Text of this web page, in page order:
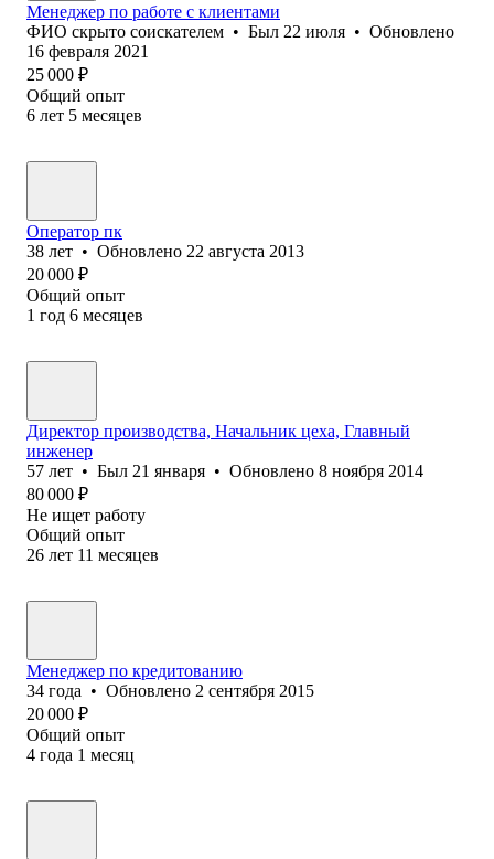
Менеджер по работе с клиентами
ФИО скрыто соискателем • Был 22 июля • Обновлено
16 февраля 2021
25 000 ₽
Общий опыт
6 лет 5 месяцев
Оператор пк
38 лет • Обновлено 22 августа 2013
20 000 ₽
Общий опыт
1 год 6 месяцев
Директор производства, Начальник цеха, Главный
инженер
57 лет • Был 21 января • Обновлено 8 ноября 2014
80 000 ₽
Не ищет работу
Общий опыт
26 лет 11 месяцев
Менеджер по кредитованию
34 года • Обновлено 2 сентября 2015
20 000 ₽
Общий опыт
4 года 1 месяц